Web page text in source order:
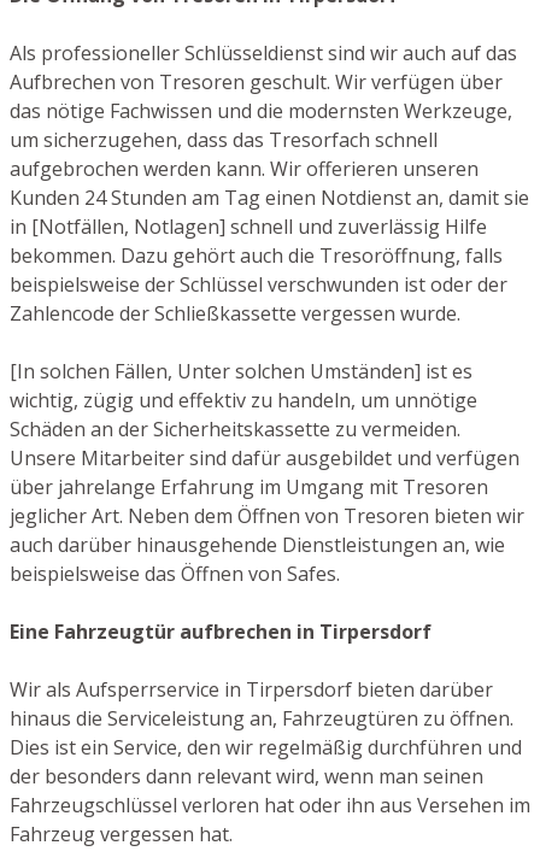
Als professioneller Schlüsseldienst sind wir auch auf das
Aufbrechen von Tresoren geschult. Wir verfügen über
das nötige Fachwissen und die modernsten Werkzeuge,
um sicherzugehen, dass das Tresorfach schnell
aufgebrochen werden kann. Wir offerieren unseren
Kunden 24 Stunden am Tag einen Notdienst an, damit sie
in [Notfällen, Notlagen] schnell und zuverlässig Hilfe
bekommen. Dazu gehört auch die Tresoröffnung, falls
beispielsweise der Schlüssel verschwunden ist oder der
Zahlencode der Schließkassette vergessen wurde.
[In solchen Fällen, Unter solchen Umständen] ist es
wichtig, zügig und effektiv zu handeln, um unnötige
Schäden an der Sicherheitskassette zu vermeiden.
Unsere Mitarbeiter sind dafür ausgebildet und verfügen
über jahrelange Erfahrung im Umgang mit Tresoren
jeglicher Art. Neben dem Öffnen von Tresoren bieten wir
auch darüber hinausgehende Dienstleistungen an, wie
beispielsweise das Öffnen von Safes.
Eine Fahrzeugtür aufbrechen in Tirpersdorf
Wir als Aufsperrservice in Tirpersdorf bieten darüber
hinaus die Serviceleistung an, Fahrzeugtüren zu öffnen.
Dies ist ein Service, den wir regelmäßig durchführen und
der besonders dann relevant wird, wenn man seinen
Fahrzeugschlüssel verloren hat oder ihn aus Versehen im
Fahrzeug vergessen hat.